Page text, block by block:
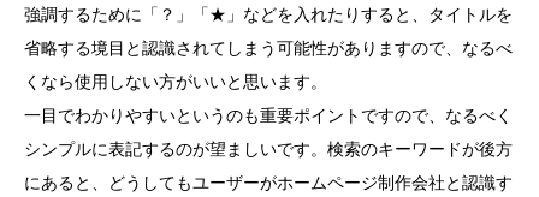
強調するために「？」「★」などを入れたりすると、タイトルを
省略する境目と認識されてしまう可能性がありますので、なるべ
くなら使用しない方がいいと思います。
一目でわかりやすいというのも重要ポイントですので、なるべく
シンプルに表記するのが望ましいです。検索のキーワードが後方
にあると、どうしてもユーザーがホームページ制作会社と認識す